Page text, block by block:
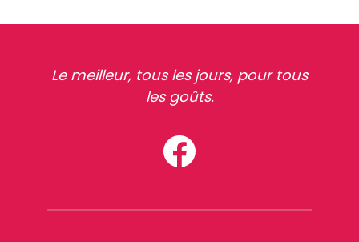
Le meilleur, tous les jours, pour tous
les goûts.